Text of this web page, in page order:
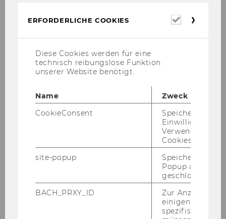
ERFORDERLICHE COOKIES
Diese Cookies werden für eine
technisch reibungslose Funktion
unserer Website benötigt.
Name
Zweck
CookieConsent
Speichert Ihre
Einwilligung zur
Verwendung von
Cookies.
site-popup
Speichert ob ein
Popup
geschlossen
BACH_PRXY_ID
Zur Anzeige von
einigen WU-
spezifischen